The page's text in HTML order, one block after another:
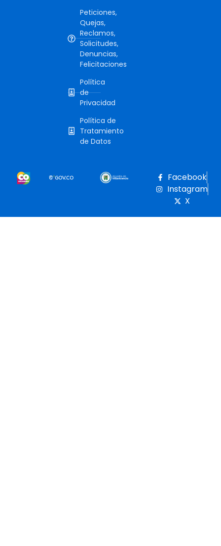
Peticiones,
Quejas,
Reclamos,
Solicitudes,
Denuncias,
Felicitaciones
Política
de
Privacidad
Política de
Tratamiento
de Datos
Facebook
Instagram
X